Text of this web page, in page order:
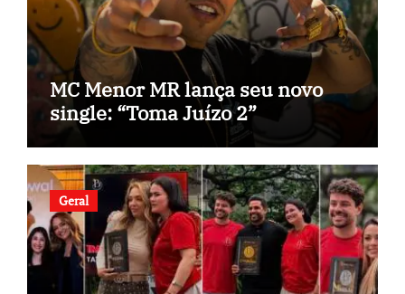
MC Menor MR lança seu novo
single: “Toma Juízo 2”
Geral